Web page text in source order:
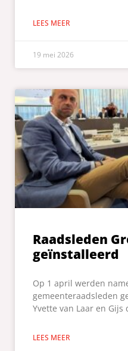
LEES MEER
19 mei 2026
Raadsleden
geïnstalleerd
Op 1 april werden
gemeenteraadsleden
Yvette van Laar en Gijs
LEES MEER